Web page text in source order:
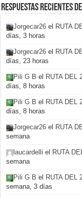
Respuestas recientes
Jorgecar26 el RUTA
días, 3 horas
Jorgecar26 el RUTA
días, 23 horas
Pili G B el RUTA DEL
días, 8 horas
Pili G B el RUTA DEL
días, 8 horas
Jorgecar26 el RUTA
semana
laucardelli el RUTA
semana
Pili G B el RUTA DEL
semana, 3 días